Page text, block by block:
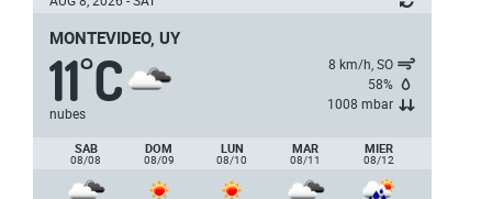
5ª y 6ª fecha de los campeonatos
nacionales de AUVO
MONTEVIDEO, UY
11°C
nubes
8 km/h, SO
58%
1008 mbar
SAB
08/08
DOM
08/09
LUN
08/10
MAR
08/11
MIER
08/12